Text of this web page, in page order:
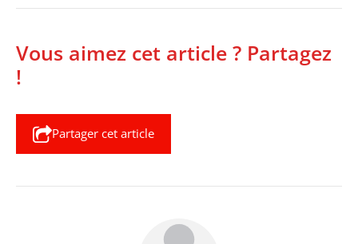
Vous aimez cet article ? Partagez
!
Partager cet article